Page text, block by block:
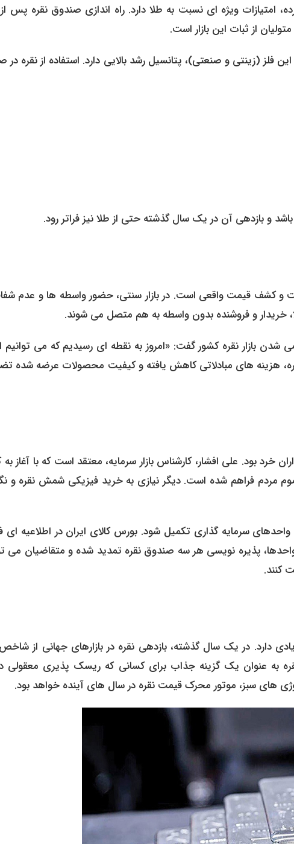
امتیازات ویژه ای نسبت به طلا دارد. راه اندازی صندوق نقره پس
از ثبات این بازار است.
فلز (زینتی و صنعتی)، پتانسیل رشد بالایی دارد. استفاده از نقره در
و بازدهی آن در یک سال گذشته حتی از طلا نیز فراتر رود.
و کشف قیمت واقعی است. در بازار سنتی، حضور واسطه ها و عدم
خریدار و فروشنده بدون واسطه به هم متصل می شوند.
شدن بازار نقره کشور گفت: «امروز به نقطه ای رسیدیم که می توانیم
نقره، هزینه های مبادلاتی کاهش یافته و کیفیت محصولات عرضه شده
مردم فراهم شده است. دیگر نیازی به خرید فیزیکی شمش نقره و
سرمایه گذاری تکمیل شود. بورس کالای ایران در اطلاعیه ای
پذیره نویسی هر سه صندوق نقره تمدید شده و متقاضیان می
دارد. در یک سال گذشته، بازدهی نقره در بازارهای جهانی از
عنوان یک گزینه جذاب برای کسانی که ریسک پذیری معقولی
های سبز، موتور محرک قیمت نقره در سال های آینده خواهد بود.